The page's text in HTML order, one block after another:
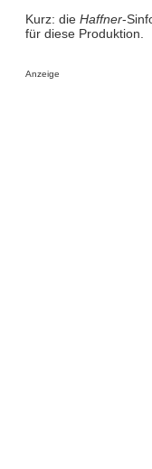
Kurz: die Haffner-
für diese Produktion.
Anzeige